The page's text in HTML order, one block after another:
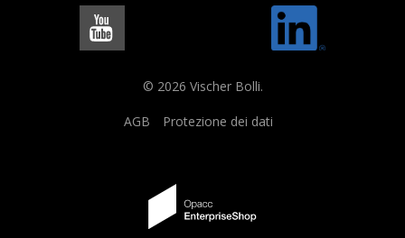
© 2026 Vischer Bolli.
AGB Protezione dei dati